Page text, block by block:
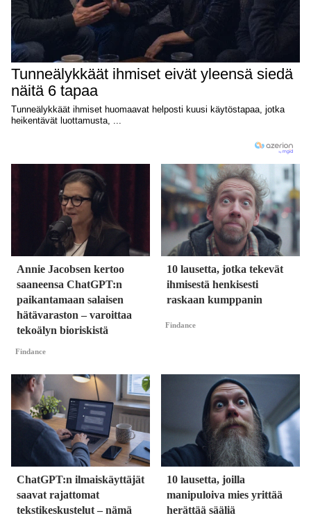
Annie Jacobsen kertoo
saaneensa ChatGPT:n
paikantamaan salaisen
hätävaraston – varoittaa
tekoälyn bioriskistä
Findance
10 lausetta, jotka tekevät
ihmisestä henkisesti
raskaan kumppanin
Findance
ChatGPT:n ilmaiskäyttäjät
saavat rajattomat
tekstikeskustelut – nämä
10 lausetta, joilla
manipuloiva mies yrittää
herättää sääliä